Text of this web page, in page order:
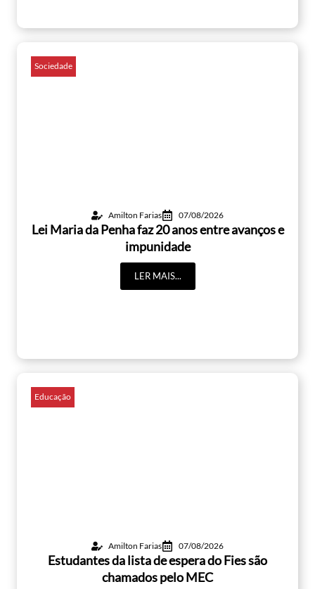
Sociedade
Amilton Farias 07/08/2026
Lei Maria da Penha faz 20 anos entre avanços e
impunidade
LER MAIS...
Educação
Amilton Farias 07/08/2026
Estudantes da lista de espera do Fies são
chamados pelo MEC